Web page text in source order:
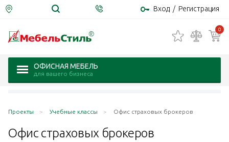
Вход / Регистрация
0
ОФИСНАЯ МЕБЕЛЬ
для вашего бизнеса
Проекты Учебные классы Офис страховых брокеров
Офис страховых брокеров